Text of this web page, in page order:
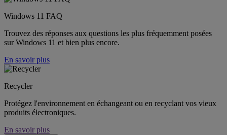
Windows 11 FAQ
Trouvez des réponses aux questions les plus fréquemment posées
sur Windows 11 et bien plus encore.
En savoir plus
Recycler
Protégez l'environnement en échangeant ou en recyclant vos vieux
produits électroniques.
En savoir plus